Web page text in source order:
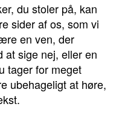
du stoler på, kan
sider af os, som vi
en ven, der
sige nej, eller en
tager for meget
ubehageligt at høre,